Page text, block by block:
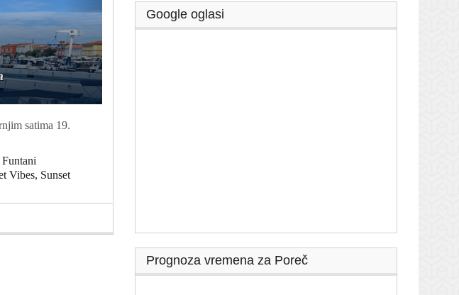
satima 19.
Vibes, Sunset
Google oglasi
Prognoza vremena za Poreč